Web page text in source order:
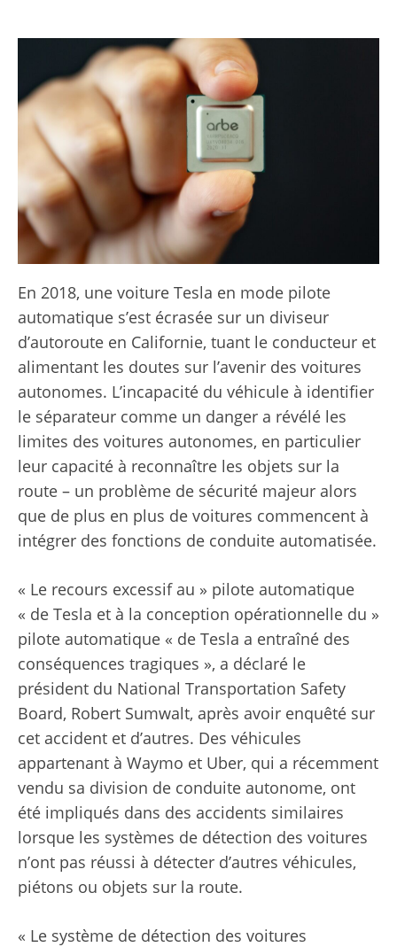
En 2018, une voiture Tesla en mode pilote
automatique s’est écrasée sur un diviseur
d’autoroute en Californie, tuant le conducteur et
alimentant les doutes sur l’avenir des voitures
autonomes. L’incapacité du véhicule à identifier
le séparateur comme un danger a révélé les
limites des voitures autonomes, en particulier
leur capacité à reconnaître les objets sur la
route – un problème de sécurité majeur alors
que de plus en plus de voitures commencent à
intégrer des fonctions de conduite automatisée.
« Le recours excessif au » pilote automatique
« de Tesla et à la conception opérationnelle du »
pilote automatique « de Tesla a entraîné des
conséquences tragiques », a déclaré le
président du National Transportation Safety
Board, Robert Sumwalt, après avoir enquêté sur
cet accident et d’autres. Des véhicules
appartenant à Waymo et Uber, qui a récemment
vendu sa division de conduite autonome, ont
été impliqués dans des accidents similaires
lorsque les systèmes de détection des voitures
n’ont pas réussi à détecter d’autres véhicules,
piétons ou objets sur la route.
« Le système de détection des voitures